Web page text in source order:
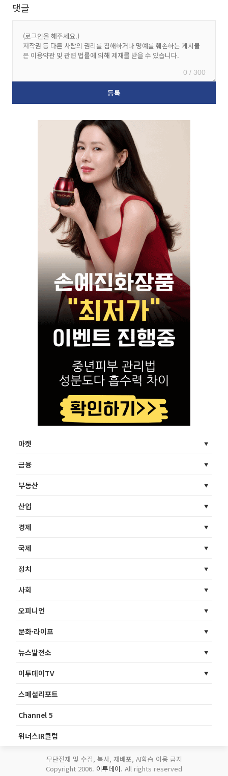
댓글
0 / 300
마켓
금융
부동산
산업
경제
국제
정치
사회
오피니언
문화·라이프
뉴스발전소
이투데이TV
스페셜리포트
Channel 5
위너스IR클럽
무단전재 및 수집, 복사, 재배포, AI학습 이용 금지
Copyright 2006. 이투데이. All rights reserved